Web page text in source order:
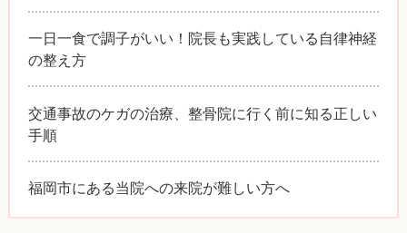
一日一食で調子がいい！院長も実践している自律神経
の整え方
交通事故のケガの治療、整骨院に行く前に知る正しい
手順
福岡市にある当院への来院が難しい方へ